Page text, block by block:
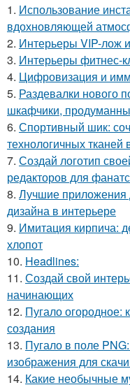
1. Использование
вдохновляющей
2. Интерьеры VIP-лож
3. Интерьеры фитнес-
4. Цифровизация и
5. Раздевалки нового
шкафчики,
6. Спортивный шик:
технологичных тканей
7. Создай логотип
редакторов для
8. Лучшие приложения
дизайна в интерьере
9. Имитация кирпича:
хлопот
10. Headlines:
11. Создай свой
начинающих
12. Пугало огородное:
создания
13. Пугало в поле
изображения для
14. Какие необычные